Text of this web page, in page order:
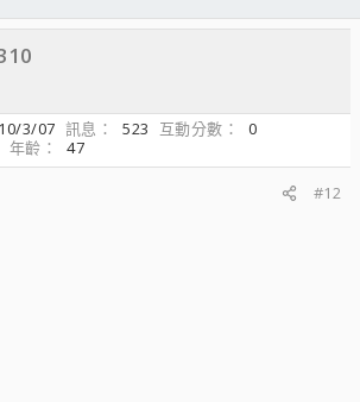
10/3/07 訊息 523 互動分數
0
年齡
47
#12